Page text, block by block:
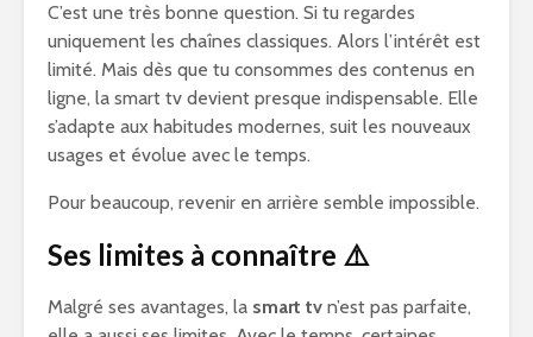
C’est une très bonne question. Si tu regardes
uniquement les chaînes classiques. Alors l’intérêt est
limité. Mais dès que tu consommes des contenus en
ligne, la smart tv devient presque indispensable. Elle
s’adapte aux habitudes modernes, suit les nouveaux
usages et évolue avec le temps.
Pour beaucoup, revenir en arrière semble impossible.
Ses limites à connaître ⚠️
Malgré ses avantages, la smart tv n’est pas parfaite,